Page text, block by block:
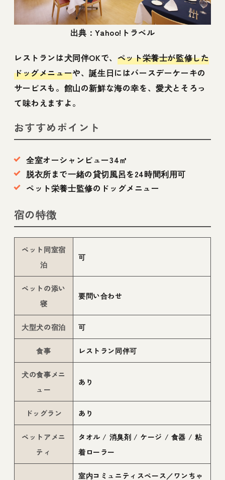
出典：Yahoo!トラベル
レストランは犬同伴OKで、 ペット栄養士が監修した
ドッグメニューや、誕生日にはバースデーケーキの
サービスも。館山の新鮮な海の幸を、愛犬とそろっ
て味わえますよ。
おすすめポイント
全室オーシャンビュー34㎡
脱衣所まで一緒の貸切風呂を24時間利用可
ペット栄養士監修のドッグメニュー
宿の特徴
ペット同室宿
泊
可
ペットの添い
寝
要問い合わせ
大型犬の宿泊 可
食事 レストラン同伴可
犬の食事メニ
ュー
あり
ドッグラン あり
ペットアメニ
ティ
タオル / 消臭剤 / ケージ / 食器 / 粘
着ローラー
室内コミュニティスペース／ワンちゃ